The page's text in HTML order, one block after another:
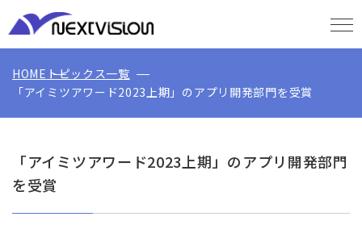
HOME トピックス一覧
「アイミツアワード2023上期」のアプリ開発部門を受賞
「アイミツアワード2023上期」のアプリ開発部門
を受賞